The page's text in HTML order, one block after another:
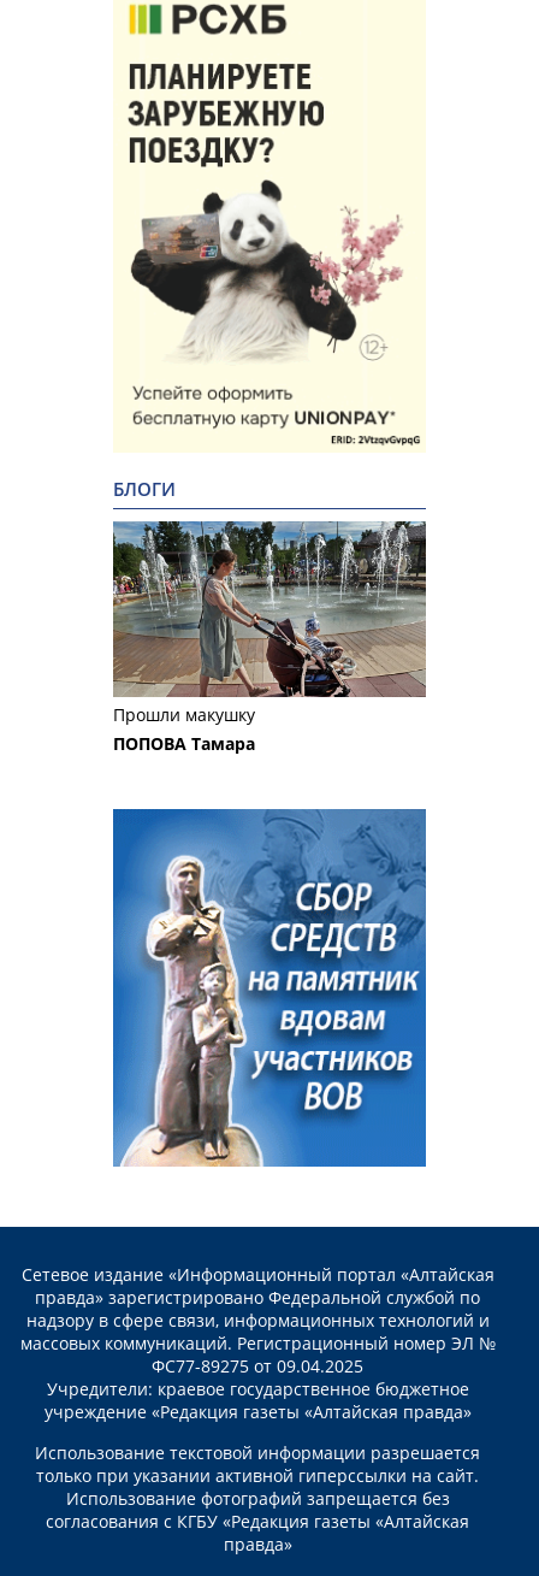
БЛОГИ
Прошли макушку
ПОПОВА Тамара
Сетевое издание «Информационный портал «Алтайская
правда» зарегистрировано Федеральной службой по
надзору в сфере связи, информационных технологий и
массовых коммуникаций. Регистрационный номер ЭЛ №
ФС77-89275 от 09.04.2025
Учредители: краевое государственное бюджетное
учреждение «Редакция газеты «Алтайская правда»
Использование текстовой информации разрешается
только при указании активной гиперссылки на сайт.
Использование фотографий запрещается без
согласования с КГБУ «Редакция газеты «Алтайская
правда»